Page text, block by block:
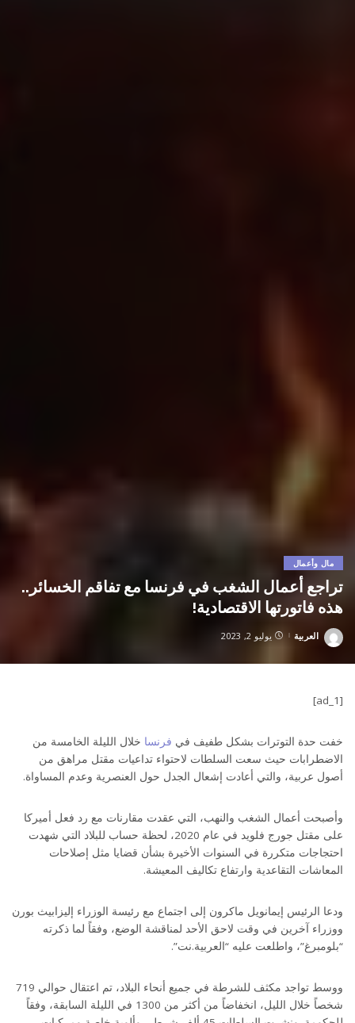
مال وأعمال
تراجع أعمال الشغب في فرنسا مع تفاقم الخسائر..
هذه فاتورتها الاقتصادية!
Posted
العربية يوليو 2, 2023
[ad_1]
خفت حدة التوترات بشكل طفيف في فرنسا خلال الليلة الخامسة من
الاضطرابات حيث سعت السلطات لاحتواء تداعيات مقتل مراهق من
أصول عربية، والتي أعادت إشعال الجدل حول العنصرية وعدم المساواة.
وأصبحت أعمال الشغب والنهب، التي عقدت مقارنات مع رد فعل أميركا
على مقتل جورج فلويد في عام 2020، لحظة حساب للبلاد التي شهدت
احتجاجات متكررة في السنوات الأخيرة بشأن قضايا مثل إصلاحات
المعاشات التقاعدية وارتفاع تكاليف المعيشة.
ودعا الرئيس إيمانويل ماكرون إلى اجتماع مع رئيسة الوزراء إليزابيث بورن
ووزراء آخرين في وقت لاحق الأحد لمناقشة الوضع، وفقاً لما ذكرته
“بلومبرغ”، واطلعت عليه “العربية.نت”.
ووسط تواجد مكثف للشرطة في جميع أنحاء البلاد، تم اعتقال حوالي 719
شخصاً خلال الليل، انخفاضاً من أكثر من 1300 في الليلة السابقة، وفقاً